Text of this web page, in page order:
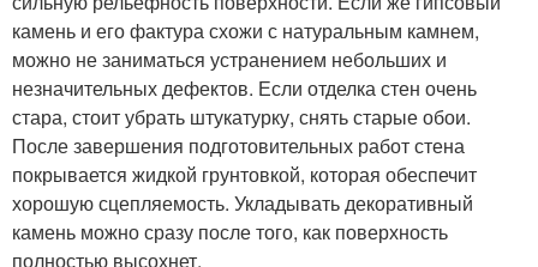
камень и его фактура схожи с натуральным камнем,
можно не заниматься устранением небольших и
незначительных дефектов. Если отделка стен очень
стара, стоит убрать штукатурку, снять старые обои.
После завершения подготовительных работ стена
покрывается жидкой грунтовкой, которая обеспечит
хорошую сцепляемость. Укладывать декоративный
камень можно сразу после того, как поверхность
полностью высохнет.